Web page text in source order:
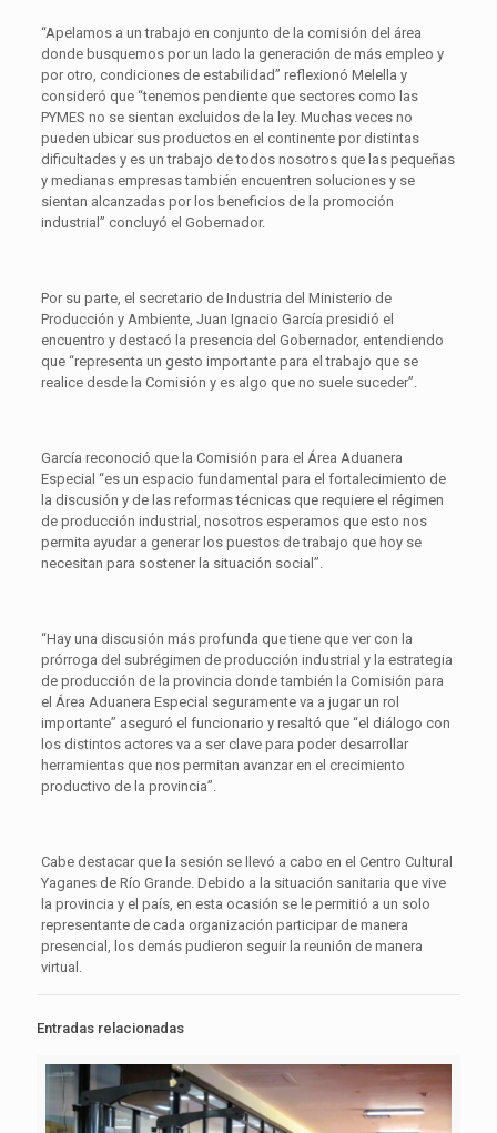
“Apelamos a un trabajo en conjunto de la comisión del área
donde busquemos por un lado la generación de más empleo y
por otro, condiciones de estabilidad” reflexionó Melella y
consideró que “tenemos pendiente que sectores como las
PYMES no se sientan excluidos de la ley. Muchas veces no
pueden ubicar sus productos en el continente por distintas
dificultades y es un trabajo de todos nosotros que las pequeñas
y medianas empresas también encuentren soluciones y se
sientan alcanzadas por los beneficios de la promoción
industrial” concluyó el Gobernador.
Por su parte, el secretario de Industria del Ministerio de
Producción y Ambiente, Juan Ignacio García presidió el
encuentro y destacó la presencia del Gobernador, entendiendo
que “representa un gesto importante para el trabajo que se
realice desde la Comisión y es algo que no suele suceder”.
García reconoció que la Comisión para el Área Aduanera
Especial “es un espacio fundamental para el fortalecimiento de
la discusión y de las reformas técnicas que requiere el régimen
de producción industrial, nosotros esperamos que esto nos
permita ayudar a generar los puestos de trabajo que hoy se
necesitan para sostener la situación social”.
“Hay una discusión más profunda que tiene que ver con la
prórroga del subrégimen de producción industrial y la estrategia
de producción de la provincia donde también la Comisión para
el Área Aduanera Especial seguramente va a jugar un rol
importante” aseguró el funcionario y resaltó que “el diálogo con
los distintos actores va a ser clave para poder desarrollar
herramientas que nos permitan avanzar en el crecimiento
productivo de la provincia”.
Cabe destacar que la sesión se llevó a cabo en el Centro Cultural
Yaganes de Río Grande. Debido a la situación sanitaria que vive
la provincia y el país, en esta ocasión se le permitió a un solo
representante de cada organización participar de manera
presencial, los demás pudieron seguir la reunión de manera
virtual.
Entradas relacionadas